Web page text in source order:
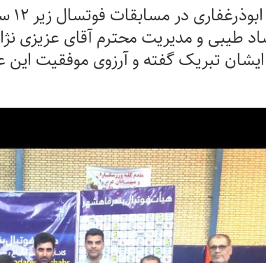
طیبی و مدیریت محترم آقای عزیزی
تبریک گفته و آرزوی موفقیت